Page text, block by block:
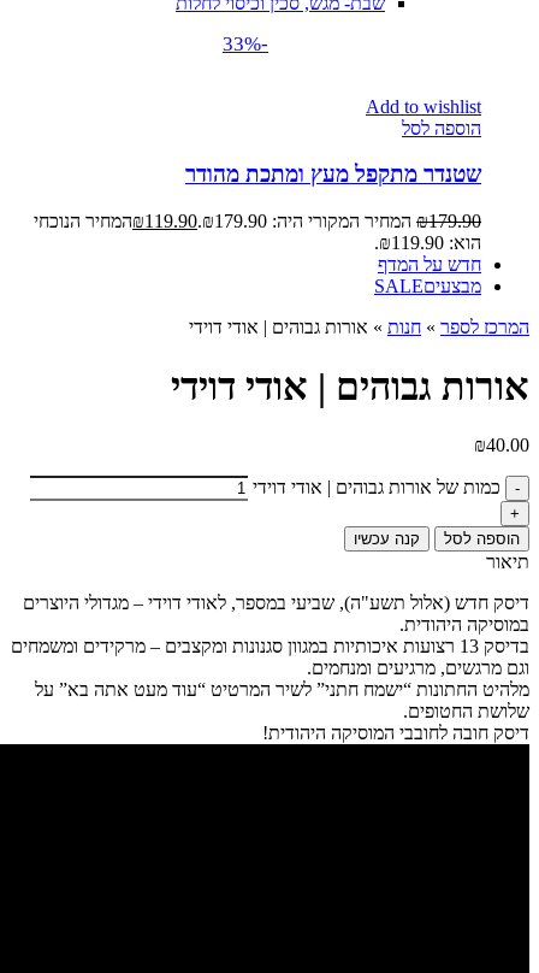
-33%
Add to wishlist
הוספה לסל
שטנדר מתקפל מעץ ומתכת מהודר
₪179.90 המחיר המקורי היה: ₪179.90. ₪119.90
המחיר הנוכחי
הוא: ₪119.90.
חדש על המדף
מבצעיםSALE
המרכז לספר » חנות » אורות גבוהים | אודי דוידי
אורות גבוהים | אודי דוידי
₪40.00
כמות של אורות גבוהים | אודי דוידי
הוספה לסל קנה עכשיו
תיאור
דיסק חדש (אלול תשע"ה), שביעי במספר, לאודי דוידי – מגדולי היוצרים
במוסיקה היהודית.
בדיסק 13 רצועות איכותיות במגוון סגנונות ומקצבים – מרקידים ומשמחים
וגם מרגשים, מרגיעים ומנחמים.
מלהיט החתונות “ישמח חתני” לשיר המרטיט “עוד מעט אתה בא” על
שלושת החטופים.
דיסק חובה לחובבי המוסיקה היהודית!